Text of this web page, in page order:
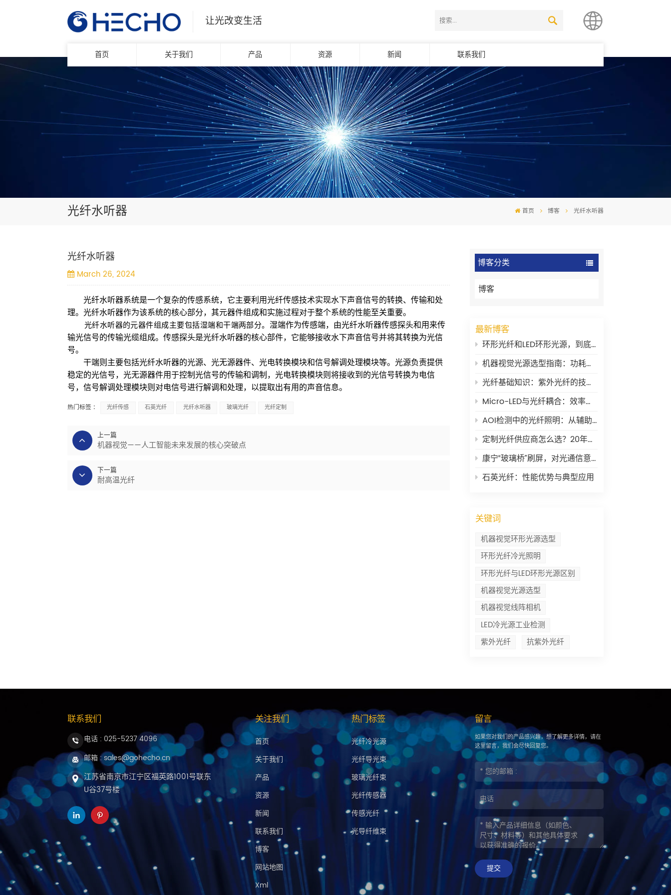
让光改变生活
简体中文
English
首页 关于我们 产品 资源 新闻 联系我们
光纤水听器 首页 博客 光纤水听器
博客分类
博客
最新博客
环形光纤和LED环形光源，到底有什么区别？
机器视觉光源选型指南：功耗、稳定性与波长
光纤基础知识：紫外光纤的技术要点
Micro-LED与光纤耦合：效率瓶颈在哪里？
AOI检测中的光纤照明：从辅助工具到核心环节
定制光纤供应商怎么选？20年老兵的一些大实话
康宁“玻璃桥”刷屏，对光通信意味着什么？
石英光纤：性能优势与典型应用
关键词
机器视觉环形光源选型
环形光纤冷光照明
环形光纤与LED环形光源区别
机器视觉光源选型
机器视觉线阵相机
LED冷光源工业检测
紫外光纤
抗紫外光纤
光纤水听器
March 26, 2024
光纤水听器系统是一个复杂的传感系统，它主要利用光纤传感技术实现水下声音信号的转换、传输和处
理。光纤水听器作为该系统的核心部分，其元器件组成和实施过程对于整个系统的性能至关重要。
光纤水听器的元器件组成主要包括湿端和干端两部分。 湿端作为传感端，由光纤水听器传感探头和用来传
输光信号的传输光缆组成。传感探头是光纤水听器的核心部件，它能够接收水下声音信号并将其转换为光信
号。
干端则主要包括光纤水听器的光源、光无源器件、光电转换模块和信号解调处理模块等。光源负责提供
稳定的光信号，光无源器件用于控制光信号的传输和调制，光电转换模块则将接收到的光信号转换为电信
号，信号解调处理模块则对电信号进行解调和处理，以提取出有用的声音信息。
热门标签 : 光纤传感 石英光纤 光纤水听器 玻璃光纤 光纤定制
上一篇
机器视觉——人工智能未来发展的核心突破点
下一篇
耐高温光纤
联系我们
电话 : 025-5237 4096
邮箱 : sales@gohecho.cn
江苏省南京市江宁区福英路1001号联东
U谷37号楼
关注我们
首页
关于我们
产品
资源
新闻
联系我们
博客
网站地图
Xml
热门标签
光纤冷光源
光纤导光束
玻璃光纤束
光纤传感器
传感光纤
光导纤维束
留言
如果您对我们的产品感兴趣，想了解更多详情，请在
这里留言，我们会尽快回复您。
提交